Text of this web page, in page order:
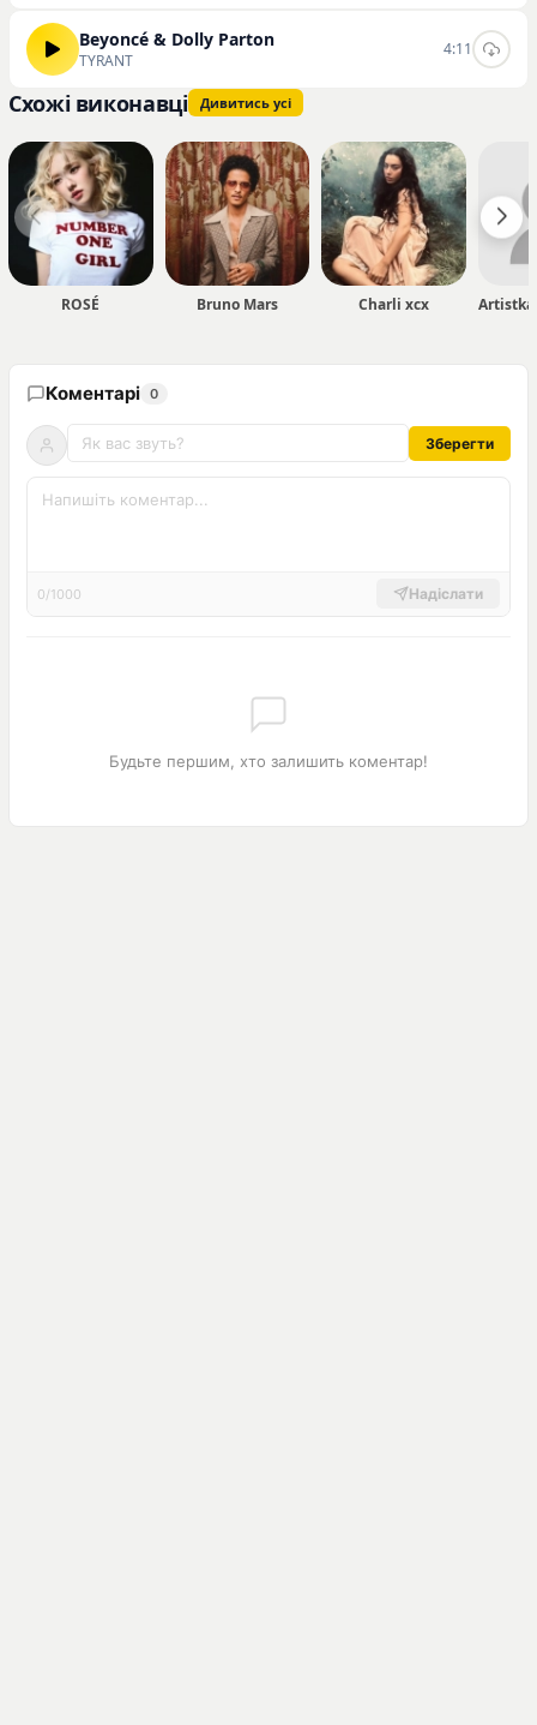
Beyoncé & Dolly Parton
TYRANT
4:11
Схожі виконавці Дивитись усі
ROSÉ Bruno Mars Charli xcx
Коментарі 0
Зберегти
0/1000 Надіслати
Будьте першим, хто залишить коментар!